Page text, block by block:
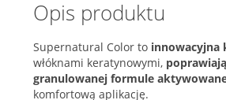
Opis produktu
Supernatural Color to innowacyjna
włóknami keratynowymi,
granulowanej formule
komfortową aplikację.